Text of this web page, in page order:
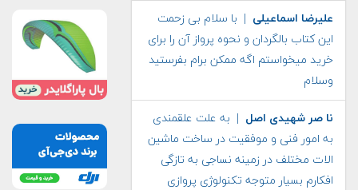
علیرضا اسماعیلی | با سلام بی زحمت
این کتاب بالگردان و نحوه پرواز آن را برای
خرید میخواستم اگه ممکن برام بفرستید
وسلام
نا صر شهیدی اصل | به علت علقمندی
به امور فنی و موفقیت در ساخت ماشین
الات مختلف در زمینه نساجی به تازگی
افکارم بسیار متوجه تکنولوژی پروازی